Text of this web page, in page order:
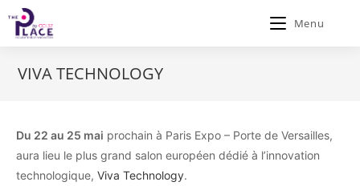
Menu
VIVA TECHNOLOGY
Du 22 au 25 mai prochain à Paris Expo – Porte de Versailles,
aura lieu le plus grand salon européen dédié à l’innovation
technologique, Viva Technology.